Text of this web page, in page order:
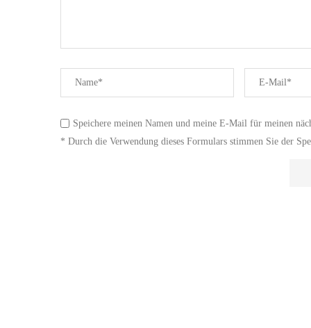
Speichere meinen Namen und meine E-Mail für meinen
* Durch die Verwendung dieses Formulars stimmen Sie der